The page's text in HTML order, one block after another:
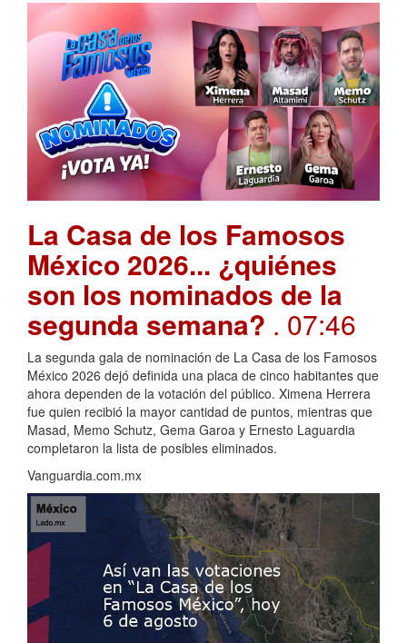
La Casa de los Famosos
México 2026... ¿quiénes
son los nominados de la
segunda semana? . 07:46
La segunda gala de nominación de La Casa de los Famosos
México 2026 dejó definida una placa de cinco habitantes que
ahora dependen de la votación del público. Ximena Herrera
fue quien recibió la mayor cantidad de puntos, mientras que
Masad, Memo Schutz, Gema Garoa y Ernesto Laguardia
completaron la lista de posibles eliminados.
Vanguardia.com.mx